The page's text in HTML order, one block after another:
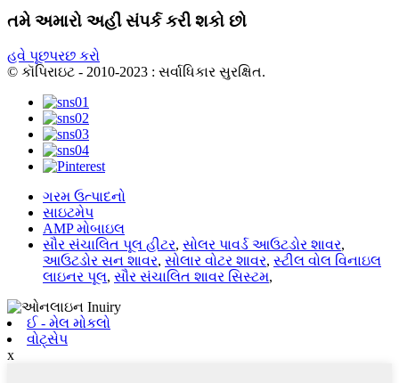
તમે અમારો અહીં સંપર્ક કરી શકો છો
હવે પૂછપરછ કરો
© કૉપિરાઇટ - 2010-2023 : સર્વાધિકાર સુરક્ષિત.
ગરમ ઉત્પાદનો
સાઇટમેપ
AMP મોબાઇલ
સૌર સંચાલિત પૂલ હીટર, સોલર પાવર્ડ આઉટડોર શાવર,
આઉટડોર સન શાવર, સોલાર વોટર શાવર, સ્ટીલ વોલ વિનાઇલ
લાઇનર પૂલ, સૌર સંચાલિત શાવર સિસ્ટમ,
ઈ - મેલ મોકલો
વોટ્સેપ
x